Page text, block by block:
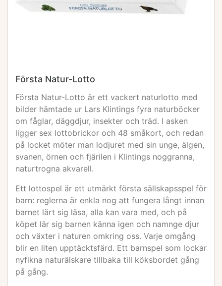
Första Natur-Lotto
Första Natur-Lotto är ett vackert naturlotto med
bilder hämtade ur Lars Klintings fyra naturböcker
om fåglar, däggdjur, insekter och träd. I asken
ligger sex lottobrickor och 48 småkort, och redan
på locket möter man lodjuret med sin unge, älgen,
svanen, örnen och fjärilen i Klintings noggranna,
naturtrogna akvarell.
Ett lottospel är ett utmärkt första sällskapsspel för
barn: reglerna är enkla nog att fungera långt innan
barnet lärt sig läsa, alla kan vara med, och på
köpet lär sig barnen känna igen och namnge djur
och växter i naturen omkring oss. Varje omgång
blir en liten upptäcktsfärd. Ett barnspel som lockar
nyfikna naturälskare tillbaka till köksbordet gång
på gång.